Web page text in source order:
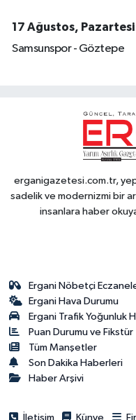
17 Ağustos, Pazartesi
Samsunspor - Göztepe
erganigazetesi.com.tr,
sadelik ve modernizmi bir
insanlara haber
Ergani Nöbetçi
Ergani Hava Durumu
Ergani Trafik Yoğunluk
Puan Durumu ve Fikstür
Tüm Manşetler
Son Dakika Haberleri
Haber Arşivi
İletişim Künye